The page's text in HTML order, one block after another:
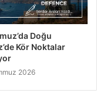
Doğu
Kör Noktalar
2026